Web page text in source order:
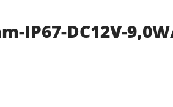
IP67-DC12V-